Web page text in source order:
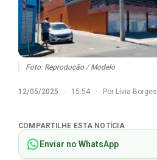
Foto: Reprodução / Modelo
12/05/2025 · 15:54 · Por Lívia Borges
COMPARTILHE ESTA NOTÍCIA
Enviar no WhatsApp